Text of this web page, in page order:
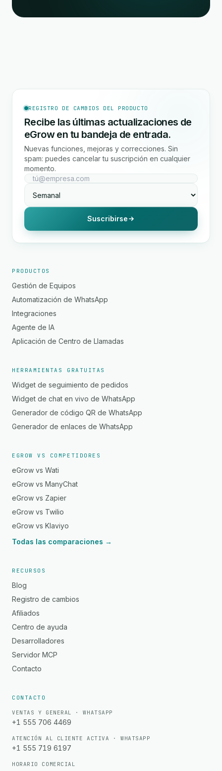
REGISTRO DE CAMBIOS DEL PRODUCTO
Recibe las últimas actualizaciones de
eGrow en tu bandeja de entrada.
Nuevas funciones, mejoras y correcciones. Sin
spam: puedes cancelar tu suscripción en cualquier
momento.
Suscribirse
PRODUCTOS
Gestión de Equipos
Automatización de WhatsApp
Integraciones
Agente de IA
Aplicación de Centro de Llamadas
HERRAMIENTAS GRATUITAS
Widget de seguimiento de pedidos
Widget de chat en vivo de WhatsApp
Generador de código QR de WhatsApp
Generador de enlaces de WhatsApp
EGROW VS COMPETIDORES
eGrow vs Wati
eGrow vs ManyChat
eGrow vs Zapier
eGrow vs Twilio
eGrow vs Klaviyo
Todas las comparaciones →
RECURSOS
Blog
Registro de cambios
Afiliados
Centro de ayuda
Desarrolladores
Servidor MCP
Contacto
CONTACTO
VENTAS Y GENERAL · WHATSAPP
+1 555 706 4469
ATENCIÓN AL CLIENTE ACTIVA · WHATSAPP
+1 555 719 6197
HORARIO COMERCIAL